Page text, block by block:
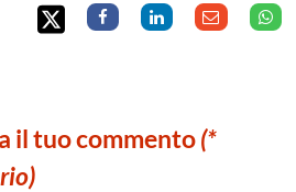
il tuo commento(*